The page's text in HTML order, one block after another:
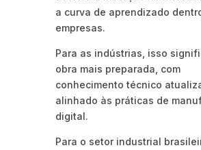
a curva de aprendizado
empresas.
Para as indústrias, isso
obra mais preparada, com
conhecimento técnico
alinhado às práticas de
digital.
Para o setor industrial